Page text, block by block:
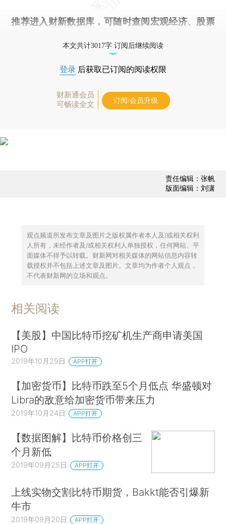
推荐进入 财新数据库 ，可随时查阅宏观经济、股票
本文共计3017字 订阅后继续阅读
登录 后获取已订阅的阅读权限
财新通会员
可畅读全文
订阅/会员升级
责任编辑：张帆
版面编辑：刘潇
观点频道所发布文章及图片之版权属作者本人及/或相关权利
人所有，未经作者及/或相关权利人单独授权，任何网站、平
面媒体不得予以转载。财新网对相关媒体的网站信息内容转
载授权并不包括上述文章及图片。文章均为作者个人观点，
不代表财新网的立场和观点。
相关阅读
【美股】中国比特币挖矿机生产商申请美国
IPO
2019年10月29日 APP打开
【加密货币】比特币跌至5个月低点 华盛顿对
Libra的敌意给加密货币带来压力
2019年10月24日 APP打开
【数据图解】比特币价格创三
个月新低
2019年09月25日 APP打开
上线实物交割比特币期货，Bakkt能否引爆新
牛市
2019年09月20日 APP打开